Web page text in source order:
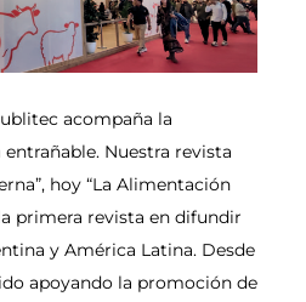
acompaña la
Nuestra revista
hoy “La Alimentación
primera revista en difundir
y América Latina. Desde
apoyando la promoción de